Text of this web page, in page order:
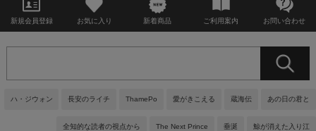
新規会員登録 お気に入り 新着商品 ご利用案内 お問い合わせ
ハ・ジウォン 長安のライチ ThamePo 愛がきこえる 蔵海伝 あの日の君と
全知的な読者の視点から The Next Prince 垂涎 鯨が消えた入り江